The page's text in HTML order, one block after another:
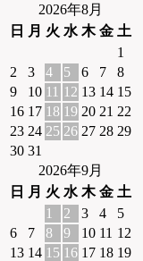
2026年8月
日
月 火 水 木 金 土
1
2
3 4 5 6 7
8
9
10 11 12 13 14 15
16 17 18 19 20 21 22
23 24 25 26 27 28 29
30 31
2026年9月
日
月 火 水 木 金 土
1
2 3 4
5
6
7 8 9 10 11 12
13 14 15 16 17 18 19